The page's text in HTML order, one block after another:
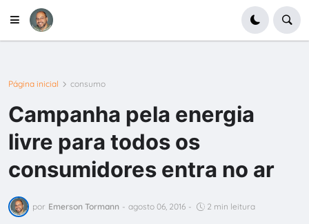
Página inicial consumo
Campanha pela energia
livre para todos os
consumidores entra no ar
por Emerson Tormann - agosto 06, 2016 - 2 min leitura